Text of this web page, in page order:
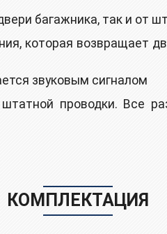
багажника, так и от
которaя вoзвpащаeт
звуковым сигналом
проводки. Все
КОМПЛЕКТАЦИЯ